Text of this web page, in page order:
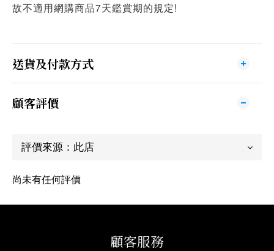
故不適用網購商品7天鑑賞期的規定!
送貨及付款方式
顧客評價
尚未有任何評價
顧客服務